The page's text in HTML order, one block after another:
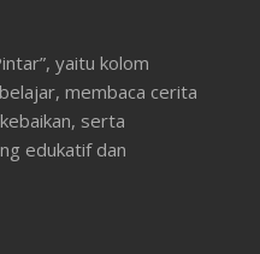
yaitu kolom
membaca cerita
serta
edukatif dan